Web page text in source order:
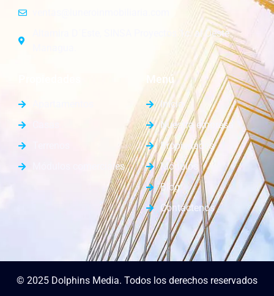
Altamira D´Este, SINSA Proyectos 1c. al Oeste.
Módulos comerciales
Menú
Inicio
Nuestra empresa
Propiedades
Módulos
Blog
Contáctenos
© 2025 Dolphins Media. Todos los derechos reservados